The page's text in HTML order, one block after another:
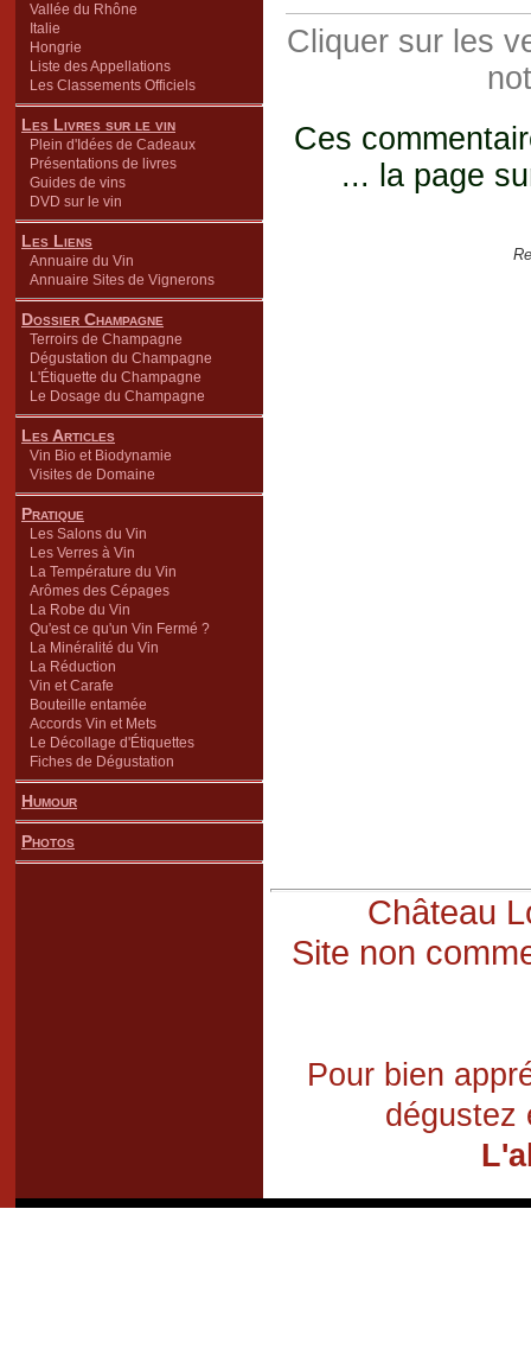
Vallée du Rhône
Italie
Hongrie
Liste des Appellations
Les Classements Officiels
Les Livres sur le vin
Plein d'Idées de Cadeaux
Présentations de livres
Guides de vins
DVD sur le vin
Les Liens
Annuaire du Vin
Annuaire Sites de Vignerons
Dossier Champagne
Terroirs de Champagne
Dégustation du Champagne
L'Étiquette du Champagne
Le Dosage du Champagne
Les Articles
Vin Bio et Biodynamie
Visites de Domaine
Pratique
Les Salons du Vin
Les Verres à Vin
La Température du Vin
Arômes des Cépages
La Robe du Vin
Qu'est ce qu'un Vin Fermé ?
La Minéralité du Vin
La Réduction
Vin et Carafe
Bouteille entamée
Accords Vin et Mets
Le Décollage d'Étiquettes
Fiches de Dégustation
Humour
Photos
Cliquer sur les
Ces
... la page
Château
Site non
Pour bien
dégustez